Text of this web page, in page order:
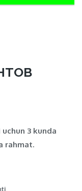
3 kunda
rahmat.